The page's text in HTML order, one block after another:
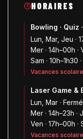
HORAIRES
Bowling · Quiz
Lun, Mar, Jeu ·
Mer · 14h–00h ·
Sam · 10h–1h30
Vacances
Laser Game &
Lun, Mar · Fermé
Mer · 14h–23h ·
Ven · 17h–00h ·
Vacances